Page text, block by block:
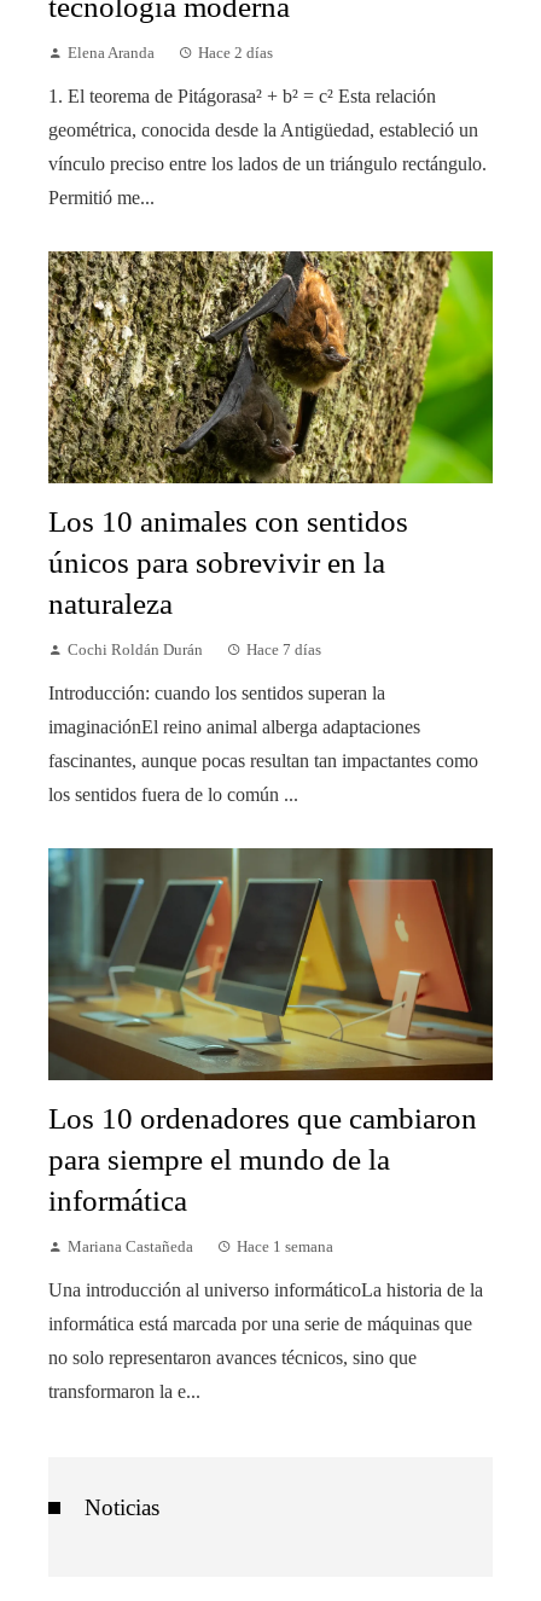
tecnología moderna
Elena Aranda Hace 2 días
1. El teorema de Pitágorasa² + b² = c² Esta relación
geométrica, conocida desde la Antigüedad, estableció un
vínculo preciso entre los lados de un triángulo rectángulo.
Permitió me...
Los 10 animales con sentidos
únicos para sobrevivir en la
naturaleza
Cochi Roldán Durán Hace 7 días
Introducción: cuando los sentidos superan la
imaginaciónEl reino animal alberga adaptaciones
fascinantes, aunque pocas resultan tan impactantes como
los sentidos fuera de lo común ...
Los 10 ordenadores que cambiaron
para siempre el mundo de la
informática
Mariana Castañeda Hace 1 semana
Una introducción al universo informáticoLa historia de la
informática está marcada por una serie de máquinas que
no solo representaron avances técnicos, sino que
transformaron la e...
Noticias